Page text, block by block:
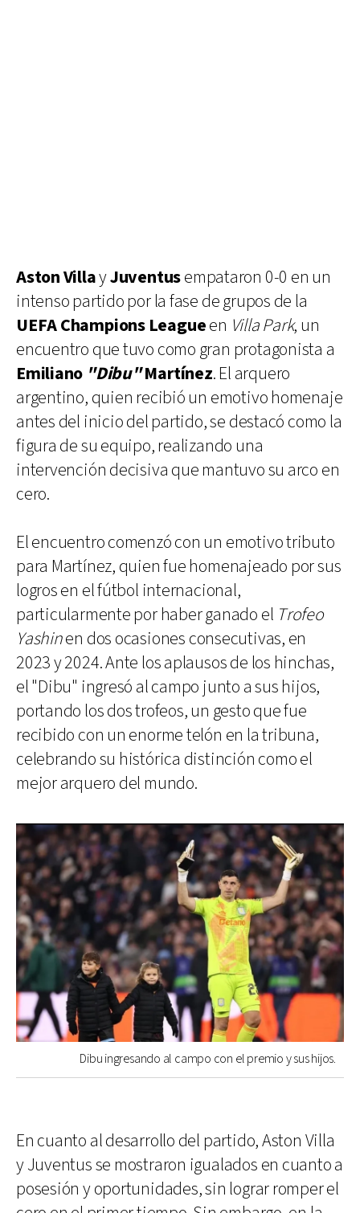
Aston VillayJuventusempataron 0-0 en un
intenso partido por la fase de grupos de la
UEFA Champions Leagueen Villa Park, un
encuentro que tuvo como gran protagonista a
Emiliano "Dibu"Martínez. El arquero
argentino, quien recibió un emotivo homenaje
antes del inicio del partido, se destacó como la
figura de su equipo, realizando una
intervención decisiva que mantuvo su arco en
cero.
El encuentro comenzó con un emotivo tributo
para Martínez, quien fue homenajeado por sus
logros en el fútbol internacional,
particularmente por haber ganado el Trofeo
Yashinen dos ocasiones consecutivas, en
2023 y 2024. Ante los aplausos de los hinchas,
el "Dibu" ingresó al campo junto a sus hijos,
portando los dos trofeos, un gesto que fue
recibido con un enorme telón en la tribuna,
celebrando su histórica distinción como el
mejor arquero del mundo.
Dibu ingresando al campo con el premio y sus hijos.
En cuanto al desarrollo del partido, Aston Villa
y Juventus se mostraron igualados en cuanto a
posesión y oportunidades, sin lograr romper el